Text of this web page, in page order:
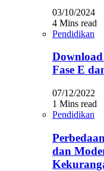
03/10/2024
4 Mins read
Pendidikan
Fase E
07/12/2022
1 Mins read
Pendidikan
dan